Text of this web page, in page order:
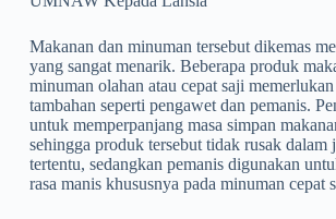
Makanan dan minuman tersebut dikemas
yang sangat menarik. Beberapa produk
minuman olahan atau cepat saji
tambahan seperti pengawet dan pemanis.
untuk memperpanjang masa simpan
sehingga produk tersebut tidak rusak dalam
tertentu, sedangkan pemanis digunakan
rasa manis khususnya pada minuman cepat